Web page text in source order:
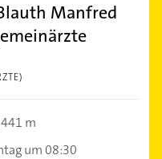
Manfred
441 m
um 08:30